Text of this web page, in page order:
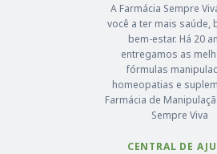
A Farmácia Sempre
você a ter mais saúde,
bem-estar. Há 20
entregamos as
fórmulas
homeopatias e
Farmácia de
Sempre Viva
CENTRAL DE